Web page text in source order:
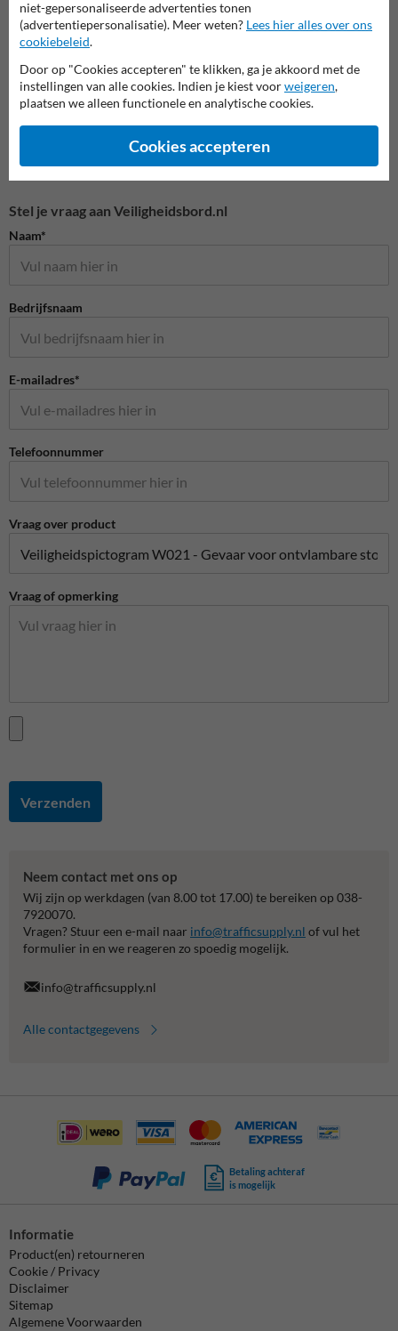
Veiligheidspictogrammen
Stel je vraag aan Veiligheidsbord.nl
Naam*
Bedrijfsnaam
E-mailadres*
Telefoonnummer
Vraag over product
Vraag of opmerking
Verzenden
Neem contact met ons op
Wij zijn op werkdagen (van 8.00 tot 17.00) te bereiken op 038-
7920070.
Vragen? Stuur een e-mail naar info@trafficsupply.nl of vul het
formulier in en we reageren zo spoedig mogelijk.
info@trafficsupply.nl
Alle contactgegevens
Betaling achteraf
is mogelijk
Informatie
Product(en) retourneren
Cookie / Privacy
Disclaimer
Sitemap
Algemene Voorwaarden
niet-gepersonaliseerde advertenties tonen
(advertentiepersonalisatie). Meer weten? Lees hier alles over ons
cookiebeleid.
Door op "Cookies accepteren" te klikken, ga je akkoord met de
instellingen van alle cookies. Indien je kiest voorweigeren,
plaatsen we alleen functionele en analytische cookies.
Cookies accepteren